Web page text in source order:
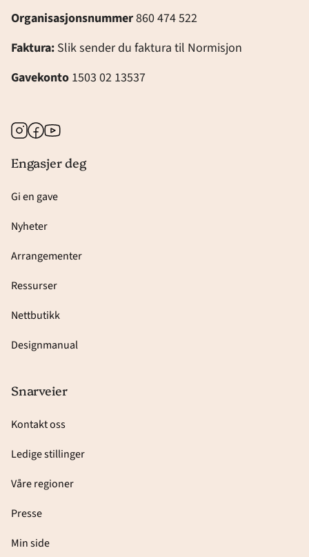
Organisasjonsnummer860 474 522
Faktura: Slik sender du faktura til Normisjon
Gavekonto 1503 02 13537
Instagram
Facebook
Youtube
Engasjer deg
Gi en gave
Nyheter
Arrangementer
Ressurser
Nettbutikk
Designmanual
Snarveier
Kontakt oss
Ledige stillinger
Våre regioner
Presse
Min side